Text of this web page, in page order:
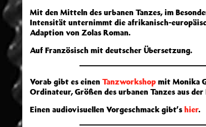
Mit den Mitteln des urbanen Tanzes, im
Intensität unternimmt die afrikanisch-
Adaption von Zolas Roman.
Auf Französisch mit deutscher Übersetzung.
Vorab gibt es einen Tanzworkshop mit Monika
Ordinateur, Größen des urbanen Tanzes aus
Einen audiovisuellen Vorgeschmack gibt’s hier.